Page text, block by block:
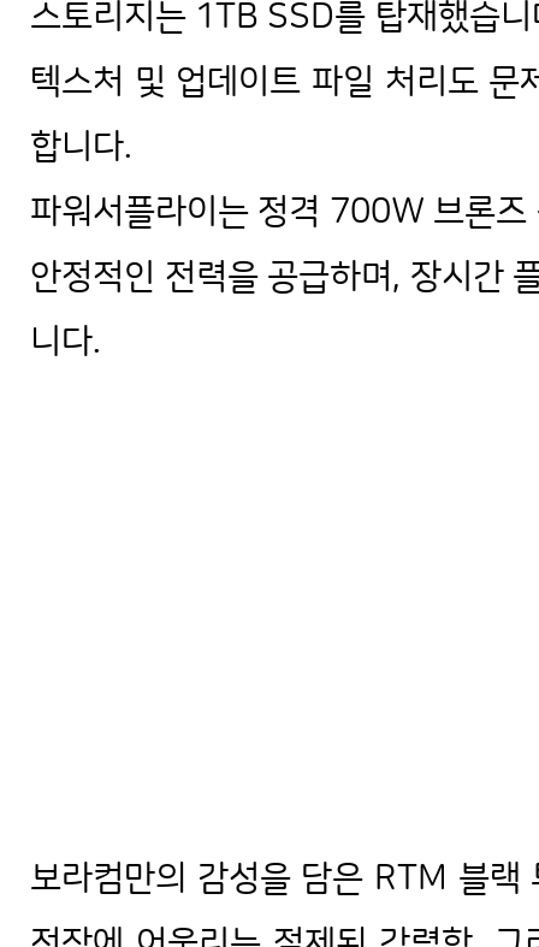
스토리지는 1TB SSD를 탑재했습
텍스처 및 업데이트 파일 처리도
합니다.
파워서플라이는 정격 700W 브론
안정적인 전력을 공급하며, 장시간
니다.
보라컴만의 감성을 담은 RTM 블랙